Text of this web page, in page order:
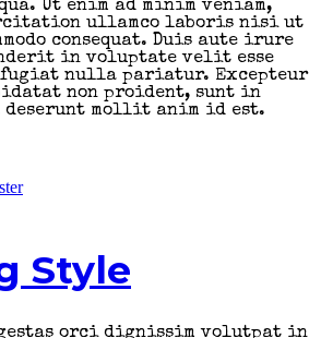
Ut enim ad minim veniam,
ullamco laboris nisi ut
consequat. Duis aute irure
in voluptate velit esse
nulla pariatur. Excepteur
non proident, sunt in
mollit anim id est.
Style
orci dignissim volutpat in